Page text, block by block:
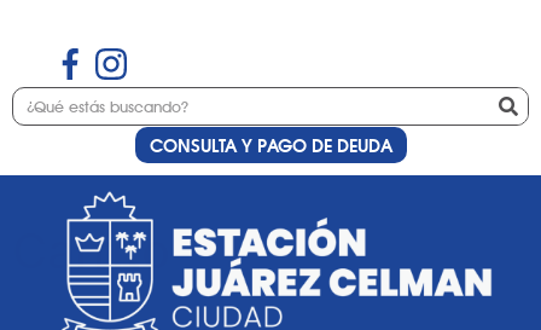
CONSULTA Y PAGO DE DEUDA
Carrito